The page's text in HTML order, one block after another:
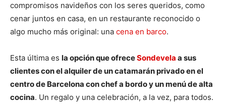
compromisos navideños con los seres queridos, como
cenar juntos en casa, en un restaurante reconocido o
algo mucho más original: una cena en barco.
Esta última es la opción que ofreceSondevela a sus
clientes con el alquiler de un catamarán privado en el
centro de Barcelona con chef a bordo y un menú de alta
cocina. Un regalo y una celebración, a la vez, para todos.